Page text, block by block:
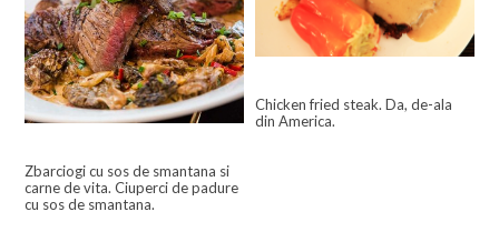
Zbarciogi cu sos de smantana si
carne de vita. Ciuperci de padure
cu sos de smantana.
Chicken fried steak. Da, de-ala
din America.